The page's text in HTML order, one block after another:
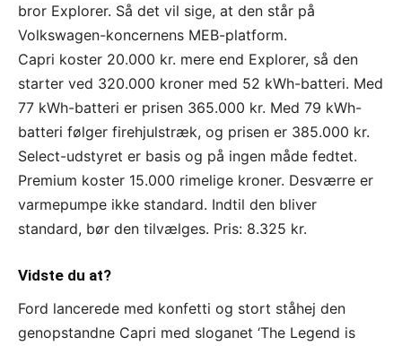
bror Explorer. Så det vil sige, at den står på
Volkswagen-koncernens MEB-platform.
Capri koster 20.000 kr. mere end Explorer, så den
starter ved 320.000 kroner med 52 kWh-batteri. Med
77 kWh-batteri er prisen 365.000 kr. Med 79 kWh-
batteri følger firehjulstræk, og prisen er 385.000 kr.
Select-udstyret er basis og på ingen måde fedtet.
Premium koster 15.000 rimelige kroner. Desværre er
varmepumpe ikke standard. Indtil den bliver
standard, bør den tilvælges. Pris: 8.325 kr.
Vidste du at?
Ford lancerede med konfetti og stort ståhej den
genopstandne Capri med sloganet ‘The Legend is